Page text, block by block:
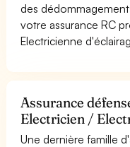
des
votre assurance RC
Electricienne
Assurance
Electricien /
Une dernière famille